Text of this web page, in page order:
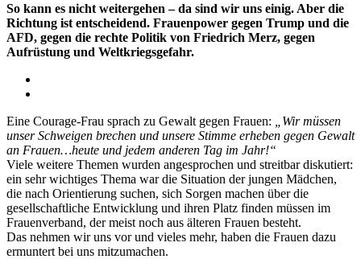
So kann es nicht weitergehen – da sind wir uns einig. Aber die
Richtung ist entscheidend. Frauenpower gegen Trump und die
AFD, gegen die rechte Politik von Friedrich Merz, gegen
Aufrüstung und Weltkriegsgefahr.
Eine Courage-Frau sprach zu Gewalt gegen Frauen:
„Wir müssen
unser Schweigen brechen und unsere Stimme erheben gegen Gewalt
an Frauen…heute und jedem anderen Tag im Jahr!“
Viele weitere Themen wurden angesprochen und streitbar diskutiert:
ein sehr wichtiges Thema war die Situation der jungen Mädchen,
die nach Orientierung suchen, sich Sorgen machen über die
gesellschaftliche Entwicklung und ihren Platz finden müssen im
Frauenverband, der meist noch aus älteren Frauen besteht.
Das nehmen wir uns vor und vieles mehr, haben die Frauen dazu
ermuntert bei uns mitzumachen.